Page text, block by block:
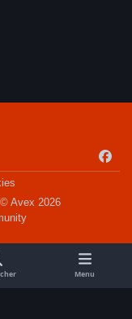
a
o
k
Avex 2026
Menu